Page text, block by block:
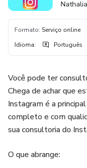
Formato: Serviço online
Idioma: Português
Você pode ter
Chega de achar que
Instagram é a
completo e com
sua consultoria do
O que abrange: